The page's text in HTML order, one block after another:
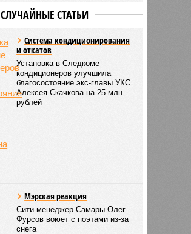
СЛУЧАЙНЫЕ СТАТЬИ
Система кондиционирования
и откатов
Установка в Следкоме
кондиционеров улучшила
благосостояние экс-главы УКС
Алексея Скачкова на 25 млн
рублей
Мэрская реакция
Сити-менеджер Самары Олег
Фурсов воюет с поэтами из-за
снега